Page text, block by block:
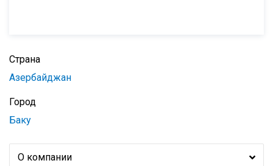
Страна
Азербайджан
Город
Баку
О компании